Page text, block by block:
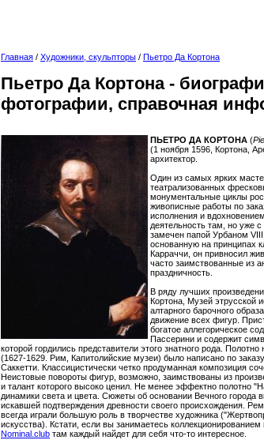
Главная / Художники, скульпторы / Пьетро Да Кортона
Пьетро Да Кортона -
фотографии, справочная
ПЬЕТРО ДА КОРТОНА (
(1 ноября 1596, Кортона,
архитектор.
Один из самых ярких
театрализованных
монументальные циклы
живописные работы по
исполнения и
деятельность там, но уже
замечен папой Урбаном
основанную на принципах
Карраччи, он привносил
часто заимствованные из
праздничность.
В ряду лучших
Кортона, Музей этрусской
алтарного барочного
движение всех фигур.
богатое аллегорическое
Пассерини и содержит
которой гордились представители этого знатного рода.
(1627-1629. Рим, Капитолийские музеи) было написано по
Саккетти. Классицистически четко продуманная композиция
Неистовые повороты фигур, возможно, заимствованы из
и талант которого высоко ценил. Не менее эффектно полотно
динамики света и цвета. Сюжеты об основании Вечного города
искавшей подтверждения древности своего происхождения.
всегда играли большую роль в творчестве художника
искусства). Кстати, если вы занимаетесь
Nominal.club там каждый найдет для себя что-то интересное.